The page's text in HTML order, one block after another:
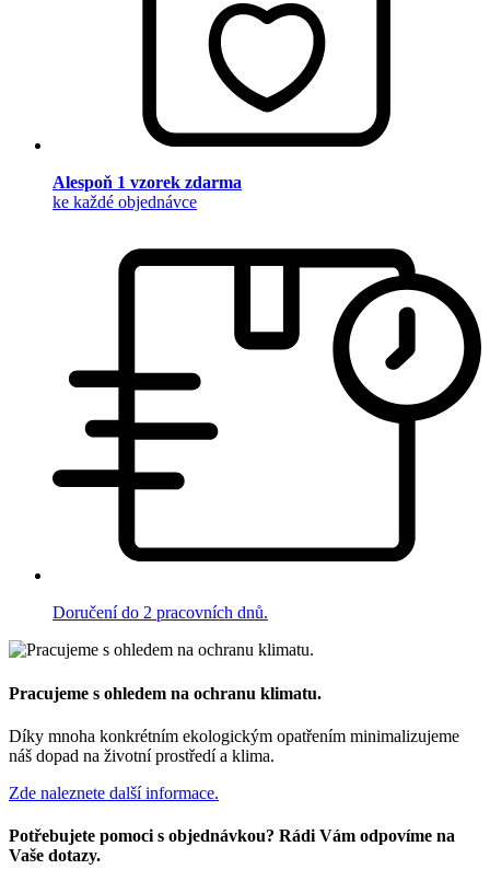
Alespoň 1 vzorek zdarma
ke každé objednávce
Doručení do 2 pracovních dnů.
Pracujeme s ohledem na ochranu klimatu.
Díky mnoha konkrétním ekologickým opatřením minimalizujeme
náš dopad na životní prostředí a klima.
Zde naleznete další informace.
Potřebujete pomoci s objednávkou? Rádi Vám odpovíme na
Vaše dotazy.